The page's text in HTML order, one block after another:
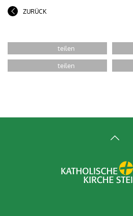
ZURÜCK